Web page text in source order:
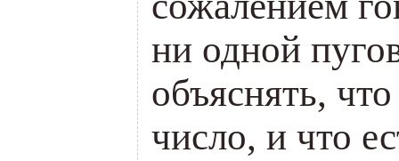
ни одной
объяснять,
число, и что